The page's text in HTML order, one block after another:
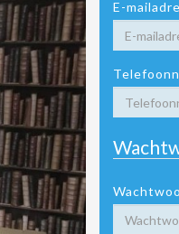
E-